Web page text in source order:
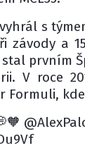
s
závody a
prvním
V roce
Formuli,